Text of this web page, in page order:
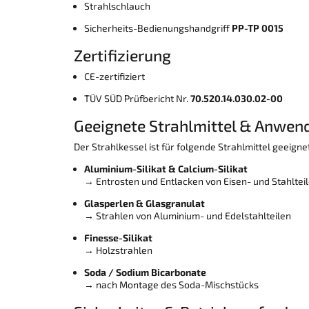
Strahlschlauch
Sicherheits-Bedienungshandgriff PP-TP 0015
Zertifizierung
CE-zertifiziert
TÜV SÜD Prüfbericht Nr.70.520.14.030.02-00
Geeignete Strahlmittel &
Der Strahlkessel ist für folgende Strahlmittel
Aluminium-Silikat & Calcium-Silikat
→ Entrosten und Entlacken von Eisen- und
Glasperlen & Glasgranulat
→ Strahlen von Aluminium- und Edelstahlteilen
Finesse-Silikat
→ Holzstrahlen
Soda / Sodium Bicarbonate
→ nach Montage des Soda-Mischstücks